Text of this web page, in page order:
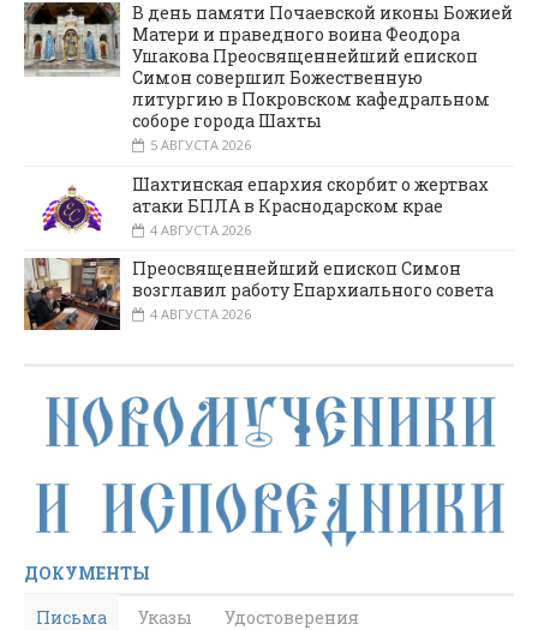
В день памяти Почаевской иконы Божией
Матери и праведного воина Феодора
Ушакова Преосвященнейший епископ
Симон совершил Божественную
литургию в Покровском кафедральном
соборе города Шахты
5 АВГУСТА 2026
Шахтинская епархия скорбит о жертвах
атаки БПЛА в Краснодарском крае
4 АВГУСТА 2026
Преосвященнейший епископ Симон
возглавил работу Епархиального совета
4 АВГУСТА 2026
ДОКУМЕНТЫ
Письма
Указы Удостоверения